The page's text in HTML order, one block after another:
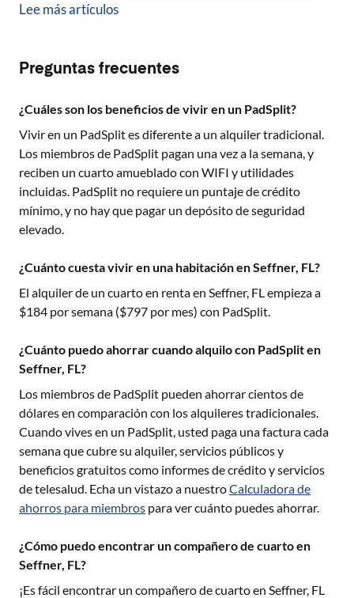
Lee más artículos
Preguntas frecuentes
¿Cuáles son los beneficios de vivir en un PadSplit?
Vivir en un PadSplit es diferente a un alquiler tradicional.
Los miembros de PadSplit pagan una vez a la semana, y
reciben un cuarto amueblado con WIFI y utilidades
incluidas. PadSplit no requiere un puntaje de crédito
mínimo, y no hay que pagar un depósito de seguridad
elevado.
¿Cuánto cuesta vivir en una habitación en Seffner, FL?
El alquiler de un cuarto en renta en Seffner, FLempieza a
$184 por semana ($797 por mes) con PadSplit.
¿Cuánto puedo ahorrar cuando alquilo con PadSplit en
Seffner, FL?
Los miembros de PadSplit pueden ahorrar cientos de
dólares en comparación con los alquileres tradicionales.
Cuando vives en un PadSplit, usted paga una factura cada
semana que cubre su alquiler, servicios públicos y
beneficios gratuitos como informes de crédito y servicios
de telesalud. Echa un vistazo a nuestroCalculadora de
ahorros para miembros para ver cuánto puedes ahorrar.
¿Cómo puedo encontrar un compañero de cuarto en
Seffner, FL?
¡Es fácil encontrar un compañero de cuarto en Seffner, FL